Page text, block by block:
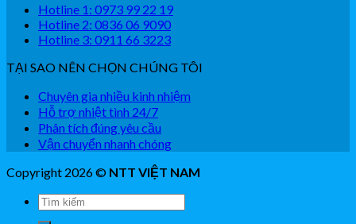
Hotline 1: 0973 99 22 19
Hotline 2: 0836 06 9090
Hotline 3: 0911 66 3223
TẠI SAO NÊN CHỌN CHÚNG TÔI
Chuyên gia nhiều kinh nhiệm
Hỗ trợ nhiệt tình 24/7
Phân tích đúng yêu cầu
Vận chuyển nhanh chóng
Copyright 2026 © NTT VIỆT NAM